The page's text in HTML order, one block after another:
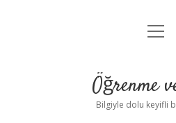
Anasayfa
Yasal
Öğrenme
Bilgiyle dolu keyifli